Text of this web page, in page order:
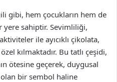
gibi, hem çocukların hem de
sahiptir. Sevimliliği,
ile ayıcıklı çikolata,
kılmaktadır. Bu tatlı çeşidi,
ötesine geçerek, duygusal
olan bir sembol haline